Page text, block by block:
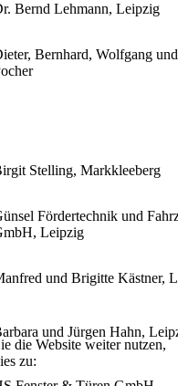
Bernd Lehmann, Leipzig
Bernhard, Wolfgang
Stelling, Markkleeberg
Fördertechnik und
Leipzig
und Brigitte Kästner,
und Jürgen Hahn,
die Website weiter nutzen,
zu: